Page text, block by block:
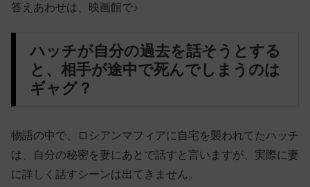
答えあわせは、映画館で♪
ハッチが自分の過去を話そうとする
と、相手が途中で死んでしまうのは
ギャグ？
物語の中で、ロシアンマフィアに自宅を襲われてたハッチ
は、自分の秘密を妻にあとで話すと言いますが、実際に妻
に詳しく話すシーンは出てきません。